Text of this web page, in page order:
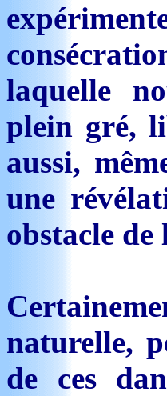
laquelle
plein gré,
aussi,
une
obstacle
naturelle,
de ces